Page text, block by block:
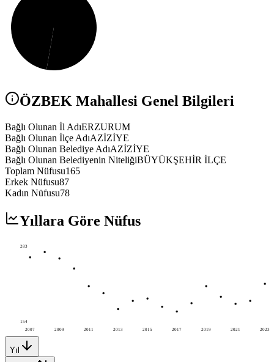
ÖZBEK Mahallesi Genel Bilgileri
Bağlı Olunan İl AdıERZURUM
Bağlı Olunan İlçe AdıAZİZİYE
Bağlı Olunan Belediye AdıAZİZİYE
Bağlı Olunan Belediyenin NiteliğiBÜYÜKŞEHİR İLÇE
Toplam Nüfusu165
Erkek Nüfusu87
Kadın Nüfusu78
Yıllara Göre Nüfus
2007 2009 2011 2013 2015 2017 2019 2021 2023
283
154
Yıl